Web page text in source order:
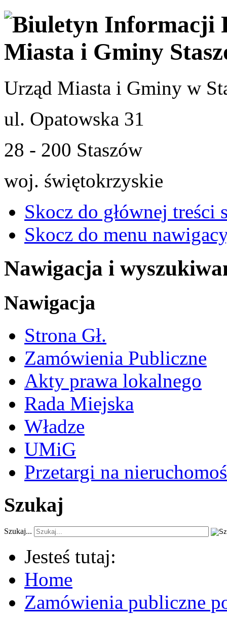
Urząd Miasta i Gminy w
ul. Opatowska 31
28 - 200 Staszów
woj. świętokrzyskie
Skocz do głównej treści
Skocz do menu
Nawigacja i
Nawigacja
Strona Gł.
Zamówienia Publiczne
Akty prawa lokalnego
Rada Miejska
Władze
UMiG
Przetargi na
Szukaj
Szukaj...
Jesteś tutaj:
Home
Zamówienia publiczne